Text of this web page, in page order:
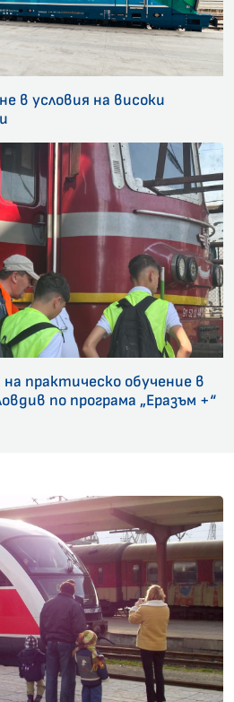
в условия на високи
практическо обучение в
по програма „Еразъм +“